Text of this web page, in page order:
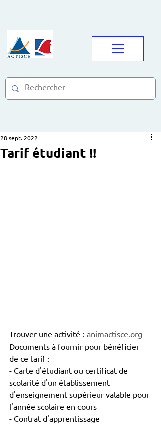
Tarif étudiant !!
28 sept. 2022
Trouver une activité : animactisce.org
Documents à fournir pour bénéficier
de ce tarif :
- Carte d'étudiant ou certificat de
scolarité d'un établissement
d'enseignement supérieur valable pour
l'année scolaire en cours
- Contrat d'apprentissage